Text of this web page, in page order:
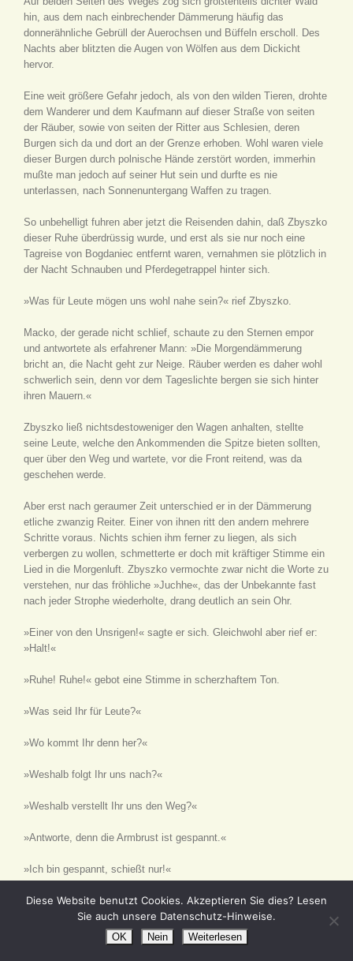
hin, aus dem nach einbrechender Dämmerung häufig das
donnerähnliche Gebrüll der Auerochsen und Büffeln erscholl. Des
Nachts aber blitzten die Augen von Wölfen aus dem Dickicht
hervor.
Eine weit größere Gefahr jedoch, als von den wilden Tieren, drohte
dem Wanderer und dem Kaufmann auf dieser Straße von seiten
der Räuber, sowie von seiten der Ritter aus Schlesien, deren
Burgen sich da und dort an der Grenze erhoben. Wohl waren viele
dieser Burgen durch polnische Hände zerstört worden, immerhin
mußte man jedoch auf seiner Hut sein und durfte es nie
unterlassen, nach Sonnenuntergang Waffen zu tragen.
So unbehelligt fuhren aber jetzt die Reisenden dahin, daß Zbyszko
dieser Ruhe überdrüssig wurde, und erst als sie nur noch eine
Tagreise von Bogdaniec entfernt waren, vernahmen sie plötzlich in
der Nacht Schnauben und Pferdegetrappel hinter sich.
»Was für Leute mögen uns wohl nahe sein?« rief Zbyszko.
Macko, der gerade nicht schlief, schaute zu den Sternen empor
und antwortete als erfahrener Mann: »Die Morgendämmerung
bricht an, die Nacht geht zur Neige. Räuber werden es daher wohl
schwerlich sein, denn vor dem Tageslichte bergen sie sich hinter
ihren Mauern.«
Zbyszko ließ nichtsdestoweniger den Wagen anhalten, stellte
seine Leute, welche den Ankommenden die Spitze bieten sollten,
quer über den Weg und wartete, vor die Front reitend, was da
geschehen werde.
Aber erst nach geraumer Zeit unterschied er in der Dämmerung
etliche zwanzig Reiter. Einer von ihnen ritt den andern mehrere
Schritte voraus. Nichts schien ihm ferner zu liegen, als sich
verbergen zu wollen, schmetterte er doch mit kräftiger Stimme ein
Lied in die Morgenluft. Zbyszko vermochte zwar nicht die Worte zu
verstehen, nur das fröhliche »Juchhe«, das der Unbekannte fast
nach jeder Strophe wiederholte, drang deutlich an sein Ohr.
»Einer von den Unsrigen!« sagte er sich. Gleichwohl aber rief er:
»Halt!«
»Ruhe! Ruhe!« gebot eine Stimme in scherzhaftem Ton.
»Was seid Ihr für Leute?«
»Wo kommt Ihr denn her?«
»Weshalb folgt Ihr uns nach?«
»Weshalb verstellt Ihr uns den Weg?«
»Antworte, denn die Armbrust ist gespannt.«
»Ich bin gespannt, schießt nur!«
»Gebt eine vernünftige Antwort, sonst kommt Ihr ins Elend.«
Dem Gebot Zbyszkos ward indessen nicht entsprochen, sondern
der fröhliche Gesang ertönte:
Diese Website benutzt Cookies. Akzeptieren Sie dies? Lesen
Sie auch unsere Datenschutz-Hinweise.
OK Nein Weiterlesen